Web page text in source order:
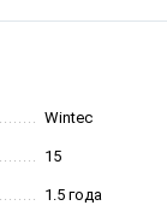
Wintec
15
1.5 года